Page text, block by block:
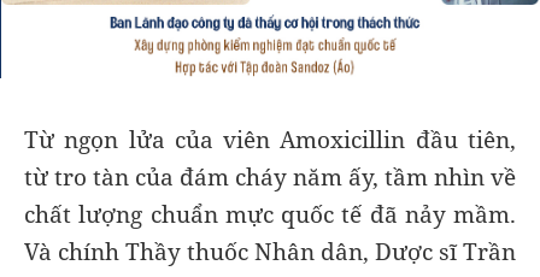
Từ ngọn lửa của viên Amoxicillin đầu tiên,
từ tro tàn của đám cháy năm ấy, tầm nhìn về
chất lượng chuẩn mực quốc tế đã nảy mầm.
Và chính Thầy thuốc Nhân dân, Dược sĩ Trần